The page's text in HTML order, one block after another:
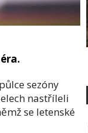
sezóny
nastříleli
se letenské